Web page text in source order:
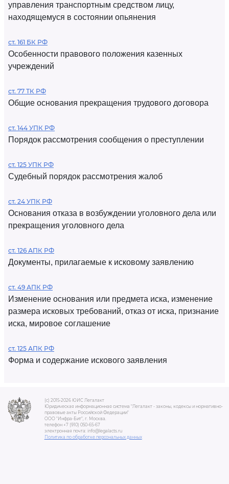
управления транспортным средством лицу,
находящемуся в состоянии опьянения
ст. 161 БК РФ
Особенности правового положения казенных
учреждений
ст. 77 ТК РФ
Общие основания прекращения трудового договора
ст. 144 УПК РФ
Порядок рассмотрения сообщения о преступлении
ст. 125 УПК РФ
Судебный порядок рассмотрения жалоб
ст. 24 УПК РФ
Основания отказа в возбуждении уголовного дела или
прекращения уголовного дела
ст. 126 АПК РФ
Документы, прилагаемые к исковому заявлению
ст. 49 АПК РФ
Изменение основания или предмета иска, изменение
размера исковых требований, отказ от иска, признание
иска, мировое соглашение
ст. 125 АПК РФ
Форма и содержание искового заявления
(c) 2015-2026 ЮИС Легалакт
Юридическая информационная система "Легалакт - законы, кодексы и нормативно-
правовые акты Российской Федерации"
ООО "Инфра-Бит", г. Москва.
телефон +7 (910) 050-65-67
электронная почта: info@legalacts.ru
Политика по обработке персональных данных